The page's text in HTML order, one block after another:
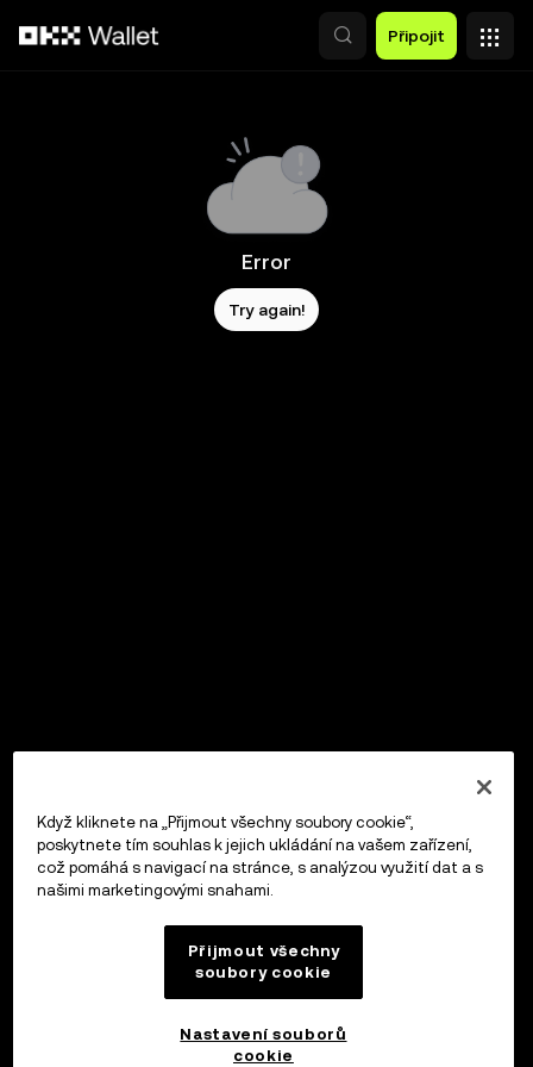
Připojit
Error
Try again!
Když kliknete na „Přijmout všechny soubory cookie“,
poskytnete tím souhlas k jejich ukládání na vašem zařízení,
což pomáhá s navigací na stránce, s analýzou využití dat a s
našimi marketingovými snahami.
Přijmout všechny
soubory cookie
Nastavení souborů
cookie